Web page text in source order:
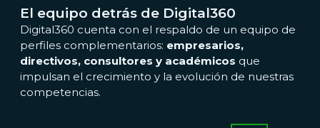
El equipo detrás de Digital360
Digital360 cuenta con el respaldo de un equipo de
perfiles complementarios: empresarios,
directivos, consultores y académicos que
impulsan el crecimiento y la evolución de nuestras
competencias.